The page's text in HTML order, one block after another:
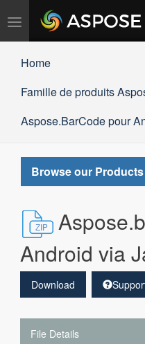
Basculer
Home
Famille de produits
Aspose.BarCode pour
Browse our Products
Android via
Download
File Details